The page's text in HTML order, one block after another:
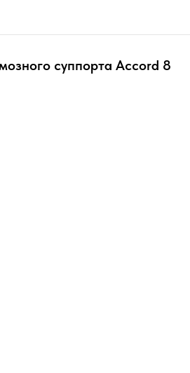
суппорта Accord 8